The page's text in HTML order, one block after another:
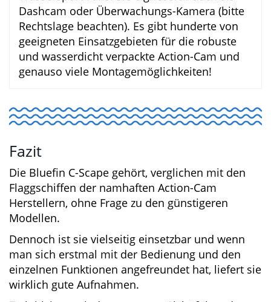
Variante das passende Montagezubehör
vorhanden ist. Besonders empfehlenswert
ist auch die Bluefin Universal-
Kamerahaltung.
die Bluefin C-Scape Action-Cam geeignet?
Das Wichtigste für uns ist natürlich, dass
sie sich optimal für das Stand Up Paddling
eignet. Darüber hinaus ist sie aber auch ein
toller Begleiter für alle Outdoor- und
Wassersport-Fans. Sie eignet sich auch als
Dashcam oder Überwachungs-Kamera
(bitte Rechtslage beachten). Es gibt
hunderte von geeigneten Einsatzgebieten
für die robuste und wasserdicht verpackte
Action-Cam und genauso viele
Montagemöglichkeiten!